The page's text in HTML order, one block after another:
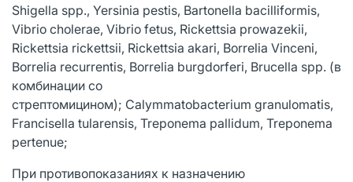
Shigella spp., Yersinia pestis, Bartonella bacilliformis,
Vibrio cholerae, Vibrio fetus, Rickettsia prowazekii,
Rickettsia rickettsii, Rickettsia akari, Borrelia Vinceni,
Borrelia recurrentis, Borrelia burgdorferi, Brucella spp. (в
комбинации со
стрептомицином); Calymmatobacterium granulomatis,
Francisella tularensis, Treponema pallidum, Treponema
pertenue;
При противопоказаниях к назначению